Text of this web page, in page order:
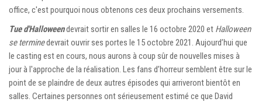
office, c'est pourquoi nous obtenons ces deux prochains versements.
Tue d'Halloweendevrait sortir en salles le 16 octobre 2020 et Halloween
se terminedevrait ouvrir ses portes le 15 octobre 2021. Aujourd’hui que
le casting est en cours, nous aurons à coup sûr de nouvelles mises à
jour à l'approche de la réalisation. Les fans d’horreur semblent être sur le
point de se plaindre de deux autres épisodes qui arriveront bientôt en
salles. Certaines personnes ont sérieusement estimé ce que David